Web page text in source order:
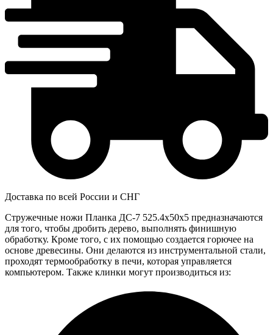
Доставка по всей России и СНГ
Стружечные ножи Планка ДС-7 525.4x50x5 предназначаются
для того, чтобы дробить дерево, выполнять финишную
обработку. Кроме того, с их помощью создается горючее на
основе древесины. Они делаются из инструментальной стали,
проходят термообработку в печи, которая управляется
компьютером. Также клинки могут производиться из: